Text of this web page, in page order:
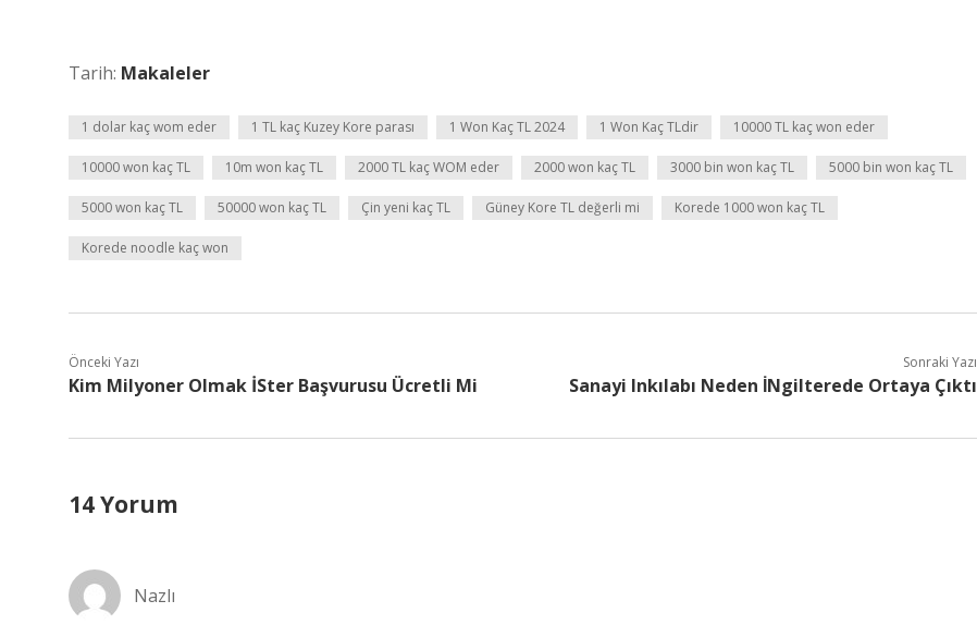
Tarih: Makaleler
1 dolar kaç wom eder 1 TL kaç Kuzey Kore parası 1 Won Kaç TL 2024 1 Won Kaç TLdir 10000 TL kaç won eder
10000 won kaç TL 10m won kaç TL 2000 TL kaç WOM eder 2000 won kaç TL 3000 bin won kaç TL 5000 bin won kaç TL
5000 won kaç TL 50000 won kaç TL Çin yeni kaç TL Güney Kore TL değerli mi Korede 1000 won kaç TL
Korede noodle kaç won
Önceki Yazı
Kim Milyoner Olmak İSter Başvurusu Ücretli Mi
Sonraki Yazı
Sanayi Inkılabı Neden İNgilterede Ortaya Çıktı
14 Yorum
Nazlı